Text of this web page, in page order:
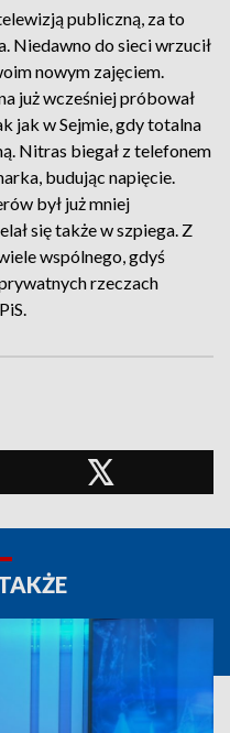
publiczną, za to
Niedawno do sieci wrzucił
nowym zajęciem.
już wcześniej próbował
jak w Sejmie, gdy totalna
Nitras biegał z telefonem
budując napięcie.
był już mniej
się także w szpiega. Z
wspólnego, gdyś
rzeczach